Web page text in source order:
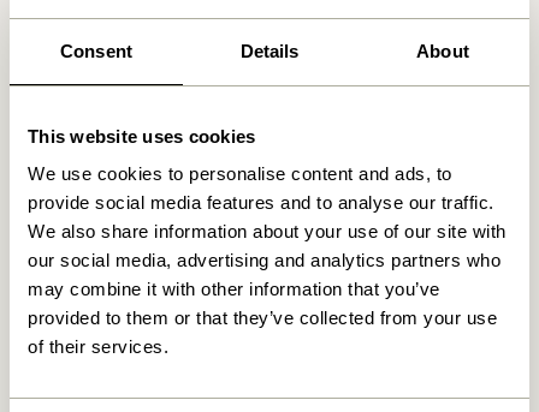
Consent Details About
This website uses cookies
We use cookies to personalise content and ads, to
provide social media features and to analyse our traffic.
We also share information about your use of our site with
our social media, advertising and analytics partners who
may combine it with other information that you’ve
provided to them or that they’ve collected from your use
of their services.